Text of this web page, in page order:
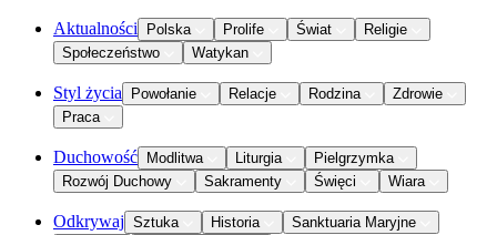
Aktualności Polska Prolife Świat
Religie
Społeczeństwo
Watykan
Styl życia Powołanie Relacje Rodzina
Zdrowie
Praca
Duchowość Modlitwa Liturgia
Pielgrzymka
Rozwój Duchowy
Sakramenty Święci Wiara
Odkrywaj Sztuka Historia
Sanktuaria Maryjne